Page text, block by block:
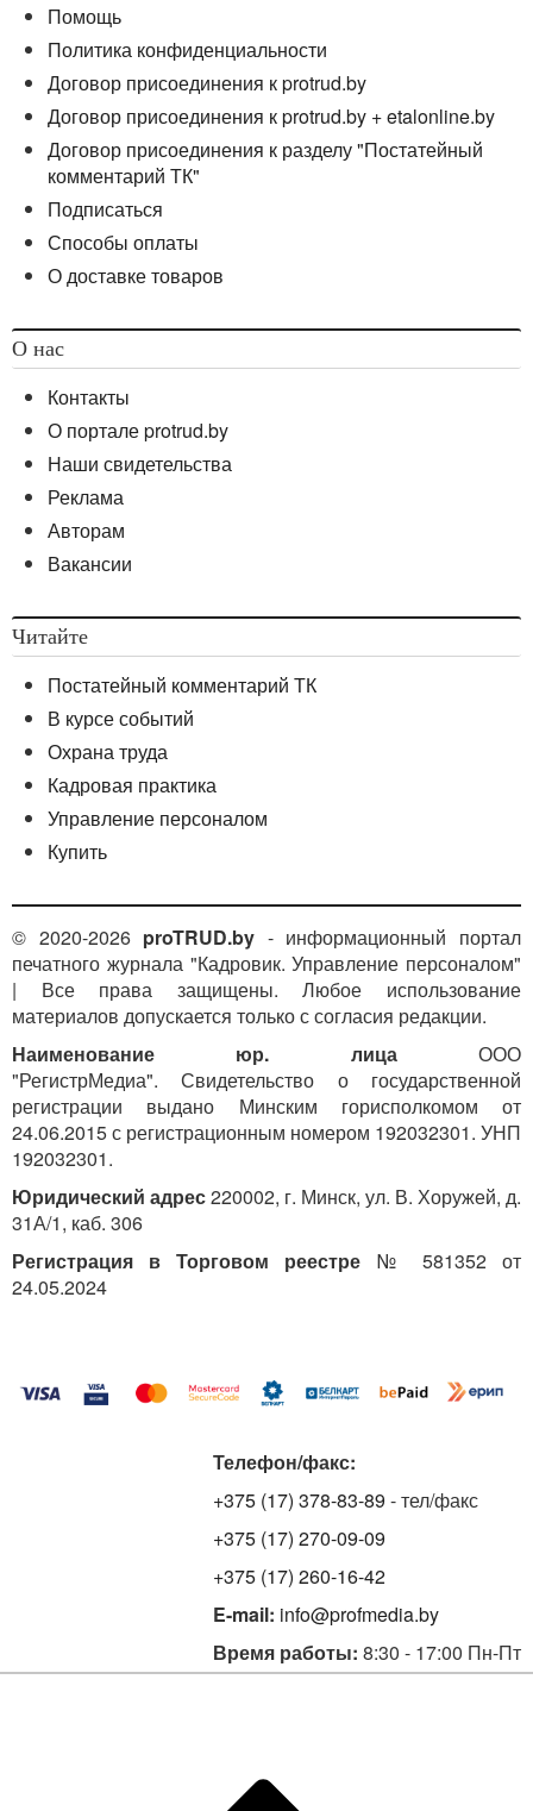
Помощь
Политика конфиденциальности
Договор присоединения к protrud.by
Договор присоединения к protrud.by + etalonline.by
Договор присоединения к разделу "Постатейный
комментарий ТК"
Подписаться
Способы оплаты
О доставке товаров
О нас
Контакты
О портале protrud.by
Наши свидетельства
Реклама
Авторам
Вакансии
Читайте
Постатейный комментарий ТК
В курсе событий
Охрана труда
Кадровая практика
Управление персоналом
Купить
© 2020-2026 proTRUD.by - информационный портал
печатного журнала "Кадровик. Управление персоналом"
| Все права защищены. Любое использование
материалов допускается только с согласия редакции.
Наименование юр. лицаООО
"РегистрМедиа". Свидетельство о государственной
регистрации выдано Минским горисполкомом от
24.06.2015 с регистрационным номером 192032301. УНП
192032301.
Юридический адрес220002, г. Минск, ул. В. Хоружей, д.
31А/1, каб. 306
Регистрация в Торговом реестре № 581352 от
24.05.2024
Телефон/факс:
+375 (17) 378-83-89 - тел/факс
+375 (17) 270-09-09
+375 (17) 260-16-42
E-mail: info@profmedia.by
Время работы: 8:30 - 17:00 Пн-Пт